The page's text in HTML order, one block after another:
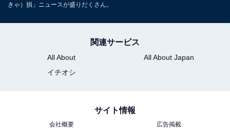
きゃ）損」ニュースが盛りだくさん。
関連サービス
All About
All About Japan
イチオシ
サイト情報
会社概要
広告掲載